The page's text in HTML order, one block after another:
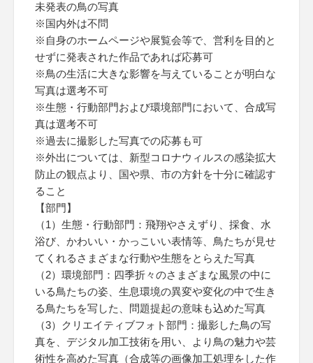
未発表の鳥の写真
※国内外は不問
※自身のホームページや展覧会等で、営利を目的と
せずに発表された作品であれば応募可
※鳥の生活に大きな影響を与えていることが明白な
写真は選考不可
※生態・行動部門および環境部門において、合成写
真は選考不可
※過去に撮影した写真での応募も可
※外出については、新型コロナウィルスの感染拡大
防止の観点より、国や県、市の方針を十分に確認す
ること
【部門】
（1）生態・行動部門：飛翔やさえずり、採食、水
浴び、かわいい・かっこいい表情等、鳥たちが見せ
てくれるさまざまな行動や生態をとらえた写真
（2）環境部門：四季折々のさまざまな風景の中に
いる鳥たちの姿、生息環境の異変や変化の中で生き
る鳥たちを写した、問題提起の意味も込めた写真
（3）クリエイティブフォト部門：撮影した鳥の写
真を、デジタル加工技術を用い、より鳥の魅力や芸
術性を高めた写真（合成等の画像加工処理をした作